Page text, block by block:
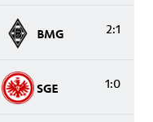
BMG 2:1
SGE 1:0